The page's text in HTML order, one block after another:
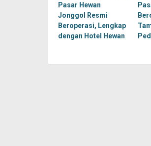
Pasar Hewan
Jonggol Resmi
Beroperasi, Lengkap
dengan Hotel Hewan